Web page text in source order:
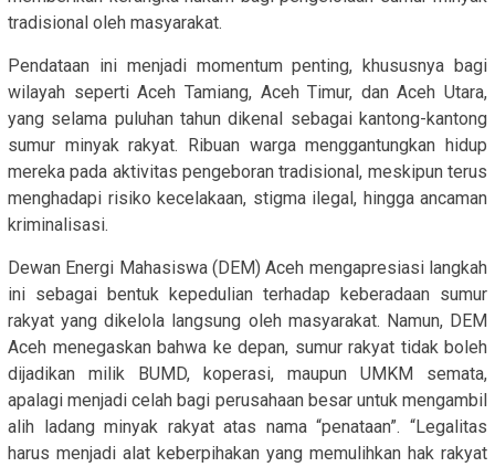
tradisional oleh masyarakat.
Pendataan ini menjadi momentum penting, khususnya bagi
wilayah seperti Aceh Tamiang, Aceh Timur, dan Aceh Utara,
yang selama puluhan tahun dikenal sebagai kantong-kantong
sumur minyak rakyat. Ribuan warga menggantungkan hidup
mereka pada aktivitas pengeboran tradisional, meskipun terus
menghadapi risiko kecelakaan, stigma ilegal, hingga ancaman
kriminalisasi.
Dewan Energi Mahasiswa (DEM) Aceh mengapresiasi langkah
ini sebagai bentuk kepedulian terhadap keberadaan sumur
rakyat yang dikelola langsung oleh masyarakat. Namun, DEM
Aceh menegaskan bahwa ke depan, sumur rakyat tidak boleh
dijadikan milik BUMD, koperasi, maupun UMKM semata,
apalagi menjadi celah bagi perusahaan besar untuk mengambil
alih ladang minyak rakyat atas nama “penataan”. “Legalitas
harus menjadi alat keberpihakan yang memulihkan hak rakyat